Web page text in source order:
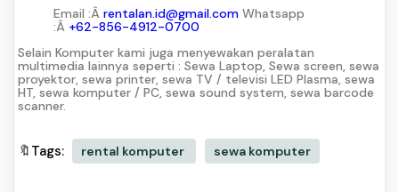
Email :Â rentalan.id@gmail.com Whatsapp
:Â +62-856-4912-0700
Selain Komputer kami juga menyewakan peralatan
multimedia lainnya seperti : Sewa Laptop, Sewa screen, sewa
proyektor, sewa printer, sewa TV / televisi LED Plasma, sewa
HT, sewa komputer / PC, sewa sound system, sewa barcode
scanner.
🔖Tags: rental komputer sewa komputer